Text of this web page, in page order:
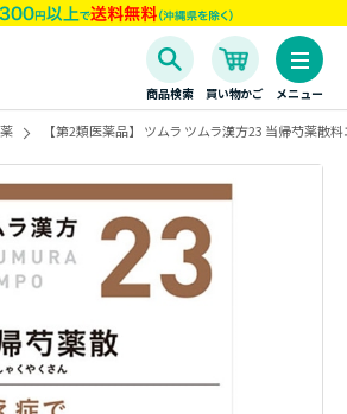
商品検索 買い物かご メニュー
【第2類医薬品】 ツムラ ツムラ漢方23 当帰芍薬散